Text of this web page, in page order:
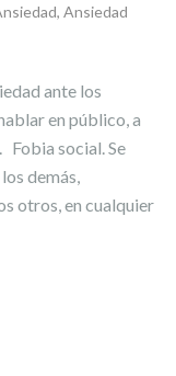
, Ansiedad
ante los
en público, a
Fobia social. Se
demás,
otros, en cualquier